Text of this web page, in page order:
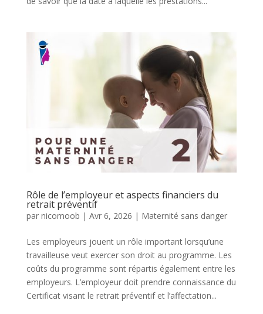
Rôle de l’employeur et aspects financiers du
retrait préventif
par nicomoob | Avr 6, 2026 | Maternité sans danger
Les employeurs jouent un rôle important lorsqu’une
travailleuse veut exercer son droit au programme. Les
coûts du programme sont répartis également entre les
employeurs. L’employeur doit prendre connaissance du
Certificat visant le retrait préventif et l’affectation...